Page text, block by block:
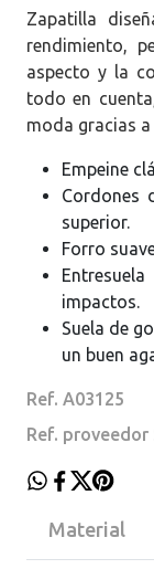
Zapatilla
rendimiento,
aspecto y la
todo en
moda gracias
Empeine
Cordones
superior.
Forro
impactos.
Suela de
un buen
Ref. A03125
Ref. proveedor
Material